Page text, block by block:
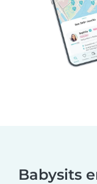
Babysits